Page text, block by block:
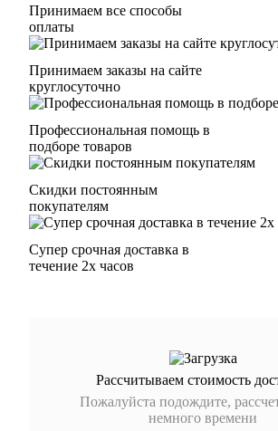
Принимаем все способы
оплаты
Принимаем заказы на сайте
круглосуточно
Профессиональная помощь в
подборе товаров
Скидки постоянным
покупателям
Супер срочная доставка в
течение 2х часов
Рассчитываем стоимость
Пожалуйста подождите,
немного времени